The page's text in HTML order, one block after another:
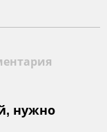
нужно